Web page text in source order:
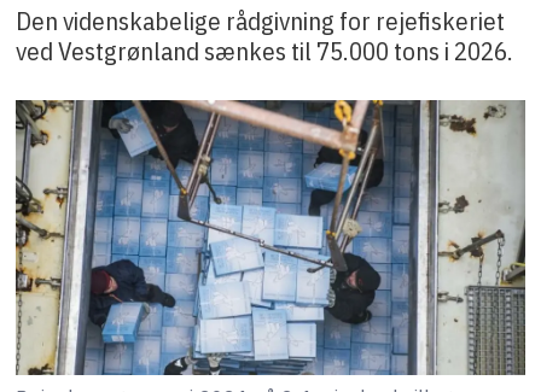
Den videnskabelige rådgivning for rejefiskeriet
ved Vestgrønland sænkes til 75.000 tons i 2026.